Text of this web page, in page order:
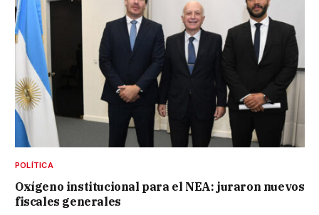
POLÍTICA
Oxígeno institucional para el NEA: juraron nuevos
fiscales generales